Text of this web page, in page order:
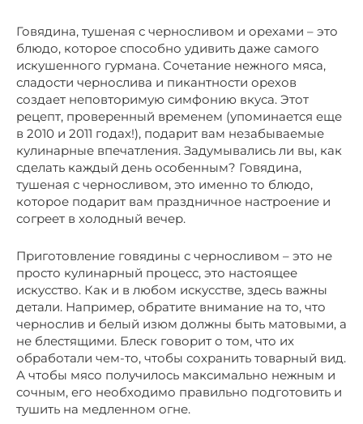
Говядина, тушеная с черносливом и орехами – это
блюдо, которое способно удивить даже самого
искушенного гурмана. Сочетание нежного мяса,
сладости чернослива и пикантности орехов
создает неповторимую симфонию вкуса. Этот
рецепт, проверенный временем (упоминается еще
в 2010 и 2011 годах!), подарит вам незабываемые
кулинарные впечатления. Задумывались ли вы, как
сделать каждый день особенным? Говядина,
тушеная с черносливом, это именно то блюдо,
которое подарит вам праздничное настроение и
согреет в холодный вечер.
Приготовление говядины с черносливом – это не
просто кулинарный процесс, это настоящее
искусство. Как и в любом искусстве, здесь важны
детали. Например, обратите внимание на то, что
чернослив и белый изюм должны быть матовыми, а
не блестящими. Блеск говорит о том, что их
обработали чем-то, чтобы сохранить товарный вид.
А чтобы мясо получилось максимально нежным и
сочным, его необходимо правильно подготовить и
тушить на медленном огне.